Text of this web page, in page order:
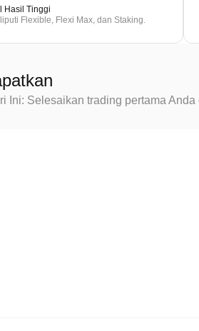
Hasil Tinggi
Flexible, Flexi Max, dan Staking.
Ini: Selesaikan trading pertama